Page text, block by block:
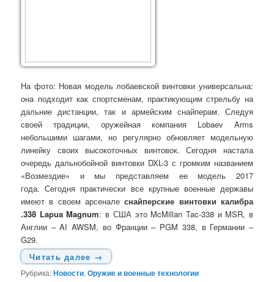
На фото: Новая модель лобаевской винтовки универсальна:
она подходит как спортсменам, практикующим стрельбу на
дальние дистанции, так и армейским снайперам. Следуя
своей традиции, оружейная компания Lobaev Arms
небольшими шагами, но регулярно обновляет модельную
линейку своих высокоточных винтовок. Сегодня настала
очередь дальнобойной винтовки DXL-3 с громким названием
«Возмездие» и мы представляем ее модель 2017
года. Сегодня практически все крупные военные державы
имеют в своем арсеналеснайперские винтовки калибра
.338 Lapua Magnum: в США это McMillan Tac-338 и MSR, в
Англии – AI AWSM, во Франции – PGM 338, в Германии –
G29.
Читать далее →
Рубрика:Новости,Оружие и военные технологии